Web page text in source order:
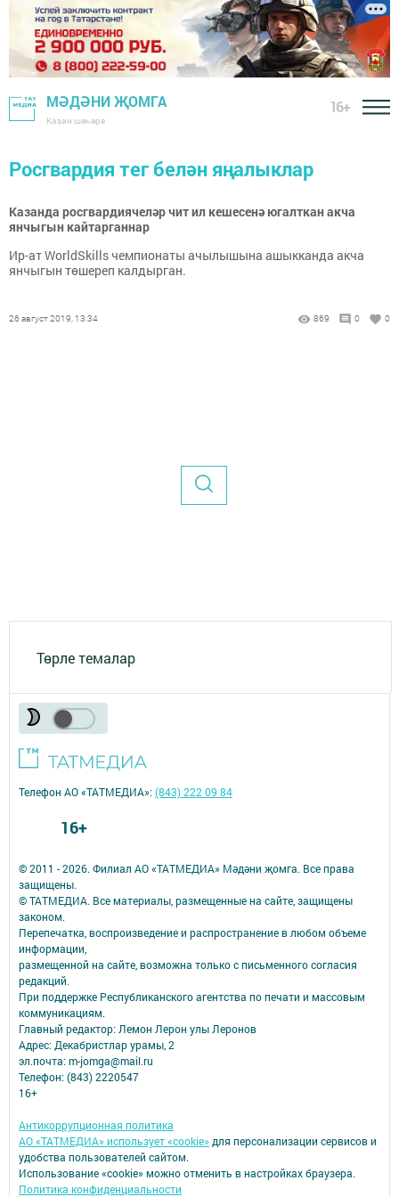
МӘДӘНИ ҖОМГА
Казан шәһәре
16+
Росгвардия тег белән яңалыклар
Казанда росгвардиячеләр чит ил кешесенә югалткан акча
янчыгын кайтарганнар
Ир-ат WorldSkills чемпионаты ачылышына ашыкканда акча
янчыгын төшереп калдырган.
26 август 2019, 13:34 869 0 0
Төрле темалар
© 2011 - 2026. Филиал АО «ТАТМЕДИА» Мәдәни җомга. Все права
защищены.
© ТАТМЕДИА. Все материалы, размещенные на сайте, защищены
законом.
Перепечатка, воспроизведение и распространение в любом объеме
информации,
размещенной на сайте, возможна только с письменного согласия
редакций.
При поддержке Республиканского агентства по печати и массовым
коммуникациям.
Главный редактор: Лемон Лерон улы Леронов
Адрес: Декабристлар урамы, 2
эл.почта: m-jomga@mail.ru
Телефон: (843) 2220547
16+
Антикоррупционная политика
АО «ТАТМЕДИА» использует «cookie» для персонализации сервисов и
удобства пользователей сайтом.
Использование «cookie» можно отменить в настройках браузера.
Политика конфиденциальности
Телефон АО «ТАТМЕДИА»:(843) 222 09 84
16+